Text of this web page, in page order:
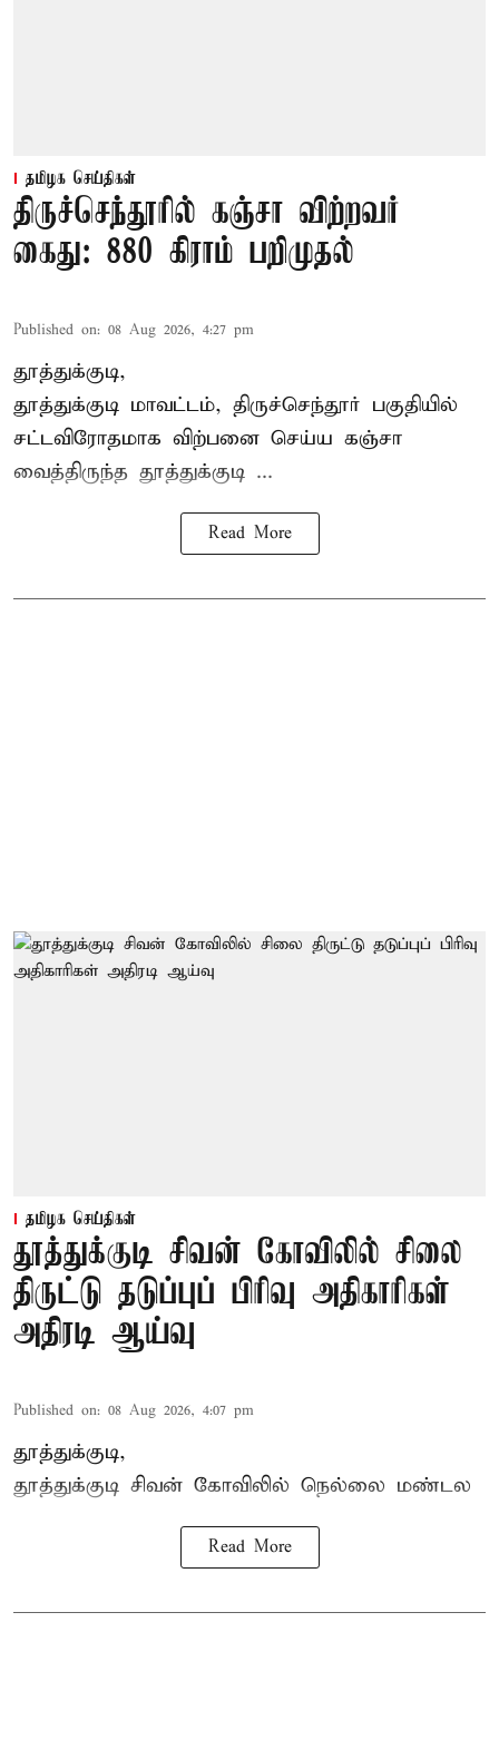
தமிழக செய்திகள்
திருச்செந்தூரில் கஞ்சா விற்றவர்
கைது: 880 கிராம் பறிமுதல்
Published on: 08 Aug 2026, 4:27 pm
தூத்துக்குடி,
தூத்துக்குடி மாவட்டம், திருச்செந்தூர் பகுதியில்
சட்டவிரோதமாக விற்பனை செய்ய கஞ்சா
வைத்திருந்த தூத்துக்குடி ...
Read More
தமிழக செய்திகள்
தூத்துக்குடி சிவன் கோவிலில் சிலை
திருட்டு தடுப்புப் பிரிவு அதிகாரிகள்
அதிரடி ஆய்வு
Published on: 08 Aug 2026, 4:07 pm
தூத்துக்குடி,
தூத்துக்குடி சிவன் கோவிலில் நெல்லை மண்டல
Read More